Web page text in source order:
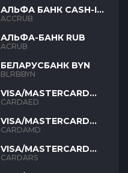
АЛЬФА БАНК CASH-IN
RUB
ACCRUB
АЛЬФА-БАНК RUB
ACRUB
БЕЛАРУСБАНК BYN
BLRBBYN
VISA/MASTERCARD
AED
CARDAED
VISA/MASTERCARD
AMD
CARDAMD
VISA/MASTERCARD
ARS
CARDARS